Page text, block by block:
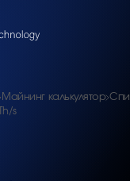
Майнинг калькулятор
s